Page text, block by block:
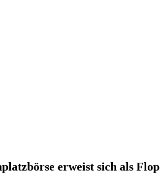
erweist sich als Flop